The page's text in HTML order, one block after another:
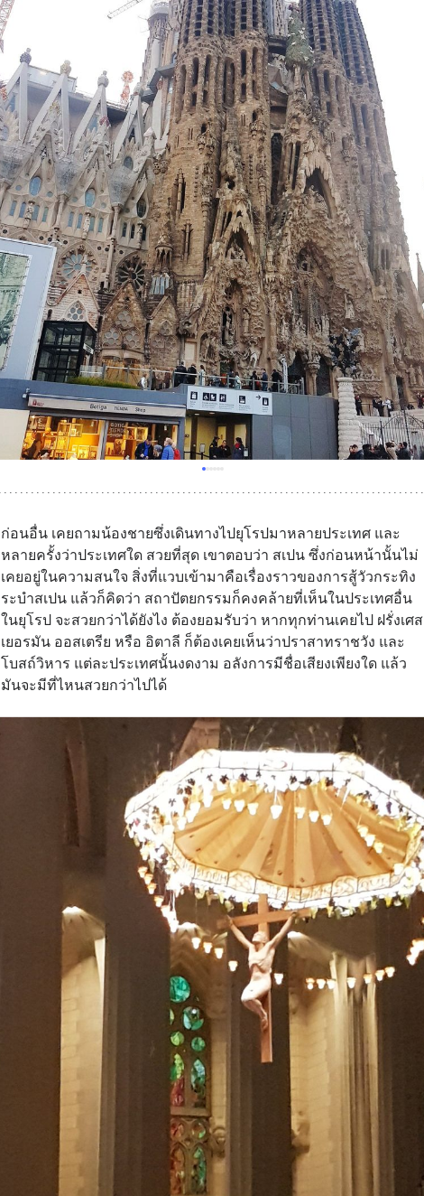
ก่อนอื่น เคยถามน้องชายซึ่งเดินทางไปยุโรปมาหลายประเทศ และ
หลายครั้งว่าประเทศใด สวยที่สุด เขาตอบว่า สเปน ซึ่งก่อนหน้านั้นไม่
เคยอยู่ในความสนใจ สิ่งที่แวบเข้ามาคือเรื่องราวของการสู้วัวกระทิง
ระบำสเปน แล้วก็คิดว่า สถาปัตยกรรมก็คงคล้ายที่เห็นในประเทศอื่น
ในยุโรป จะสวยกว่าได้ยังไง ต้องยอมรับว่า หากทุกท่านเคยไป ฝรั่งเศส
เยอรมัน ออสเตรีย หรือ อิตาลี ก็ต้องเคยเห็นว่าปราสาทราชวัง และ
โบสถ์วิหาร แต่ละประเทศนั้นงดงาม อลังการมีชื่อเสียงเพียงใด แล้ว
มันจะมีที่ไหนสวยกว่าไปได้